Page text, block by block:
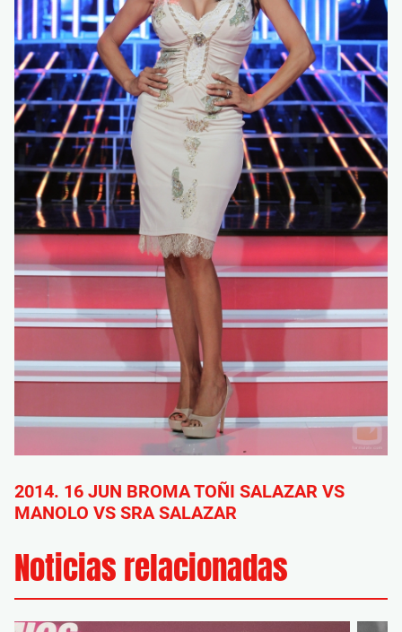
2014. 16 JUN BROMA TOÑI SALAZAR VS
MANOLO VS SRA SALAZAR
Noticias relacionadas